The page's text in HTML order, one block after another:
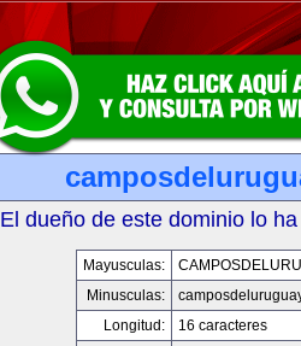
El dueño de este dominio lo
Mayusculas:
Minusculas:
Longitud:
16 caracteres